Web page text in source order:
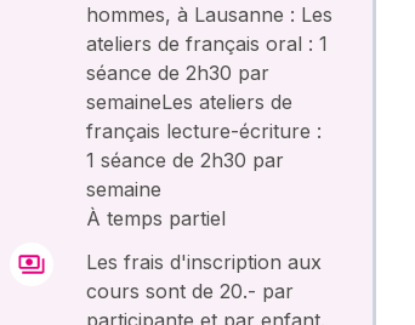
hommes, à Lausanne : Les
ateliers de français oral : 1
séance de 2h30 par
semaineLes ateliers de
français lecture-écriture :
1 séance de 2h30 par
semaine
À temps partiel
Les frais d'inscription aux
cours sont de 20.- par
participante et par enfant.